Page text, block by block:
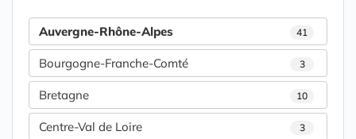
Auvergne-Rhône-Alpes 41
Bourgogne-Franche-Comté 3
Bretagne 10
Centre-Val de Loire 3